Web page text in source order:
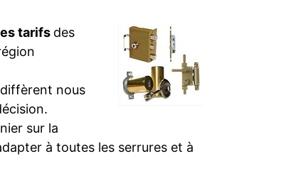
tarifs des
nous
sur la
à toutes les serrures et à